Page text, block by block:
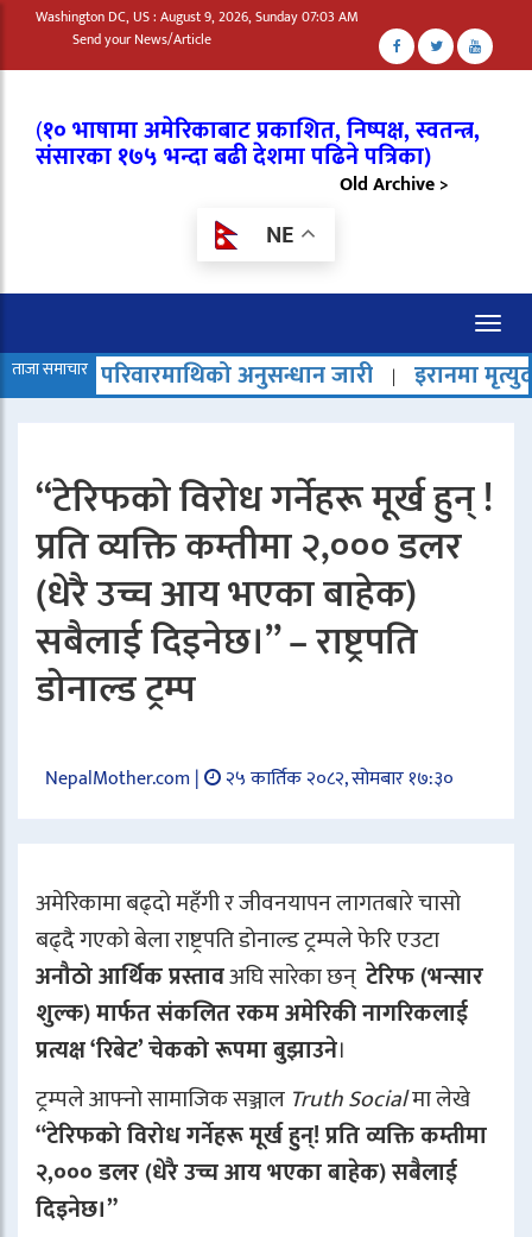
Washington DC, US : August 9, 2026, Sunday 07:03 AM
Send your News/Article
(१० भाषामा अमेरिकाबाट प्रकाशित, निष्पक्ष, स्वतन्त्र,
संसारका १७५ भन्दा बढी देशमा पढिने पत्रिका)
Old Archive >
NE
ताजा समाचार अनुसन्धान जारी | इरानमा मृत्युदण्ड बढेको भन्दै
“टेरिफको विरोध गर्नेहरू मूर्ख हुन् !
प्रति व्यक्ति कम्तीमा २,००० डलर
(धेरै उच्च आय भएका बाहेक)
सबैलाई दिइनेछ।” – राष्ट्रपति
डोनाल्ड ट्रम्प
NepalMother.com | २५ कार्तिक २०८२, सोमबार १७:३०
अमेरिकामा बढ्दो महँगी र जीवनयापन लागतबारे चासो
बढ्दै गएको बेला राष्ट्रपति डोनाल्ड ट्रम्पले फेरि एउटा
अनौठो आर्थिक प्रस्तावअघि सारेका छन् टेरिफ (भन्सार
शुल्क) मार्फत संकलित रकम अमेरिकी नागरिकलाई
प्रत्यक्ष ‘रिबेट’ चेकको रूपमा बुझाउने।
ट्रम्पले आफ्नो सामाजिक सञ्जाल Truth Socialमा लेखे
“टेरिफको विरोध गर्नेहरू मूर्ख हुन्! प्रति व्यक्ति कम्तीमा
२,००० डलर (धेरै उच्च आय भएका बाहेक) सबैलाई
दिइनेछ।”